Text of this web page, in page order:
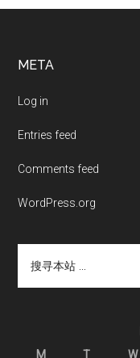
Footer
META
Log in
Entries feed
Comments feed
WordPress.org
本
M
T W